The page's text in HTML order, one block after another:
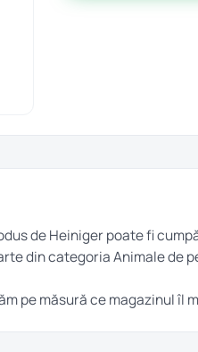
de Heiniger poate fi
din categoriaAnimalede
pe măsură ce magazinul îl